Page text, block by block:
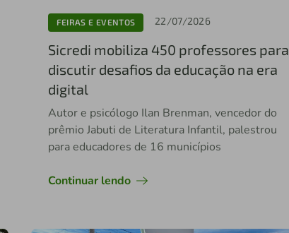
FEIRAS E EVENTOS 22/07/2026
Sicredi mobiliza 450 professores para
discutir desafios da educação na era
digital
Autor e psicólogo Ilan Brenman, vencedor do
prêmio Jabuti de Literatura Infantil, palestrou
para educadores de 16 municípios
Continuar lendo